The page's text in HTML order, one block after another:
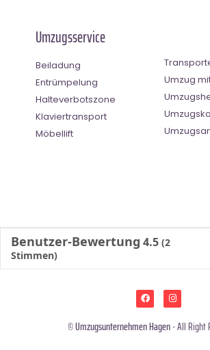
Umzugsservice
Beiladung
Entrümpelung
Halteverbotszone
Klaviertransport
Möbellift
Umzug
Benutzer-Bewertung 4.5 (2
Stimmen)
©Umzugsunternehmen Hagen- All Right